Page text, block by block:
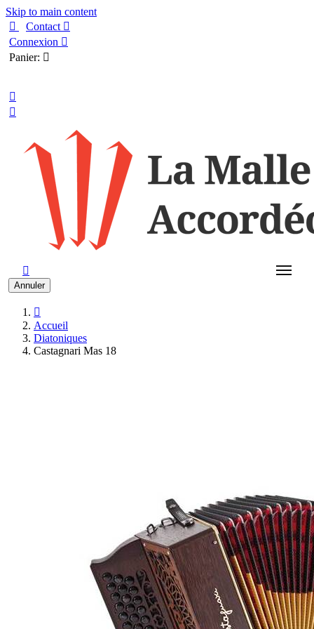
Skip to main content

Contact 
Connexion 
Panier: 



Annuler

Accueil
Diatoniques
Castagnari Mas 18